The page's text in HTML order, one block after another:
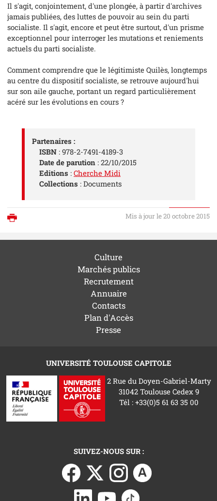
Il s'agit, conjointement, d'une plongée, à partir d'archives
jamais publiées, des luttes de pouvoir au sein du parti
socialiste. Il s'agit, encore et peut être surtout, d'un prisme
exceptionnel pour interroger les mutations et reniements
actuels du parti socialiste.
Comment comprendre que le légitimiste Quilès, longtemps
au centre du dispositif socialiste, se retrouve aujourd'hui
sur son aile gauche, portant un regard particulièrement
acéré sur les évolutions en cours ?
Partenaires :
ISBN : 978-2-7491-4189-3
Date de parution : 22/10/2015
Editions : Cherche Midi
Collections : Documents
Mis à jour le 20 octobre 2015
Culture
Marchés publics
Recrutement
Annuaire
Contacts
Plan d'Accès
Presse
UNIVERSITÉ TOULOUSE CAPITOLE
2 Rue du Doyen-Gabriel-Marty
31042 Toulouse Cedex 9
Tél : +33(0)5 61 63 35 00
SUIVEZ-NOUS SUR :